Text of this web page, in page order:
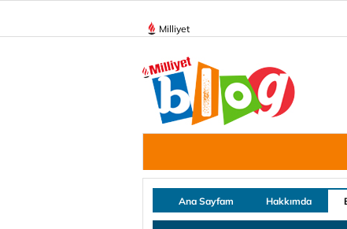
Milliyet
Ana Sayfam Hakkımda